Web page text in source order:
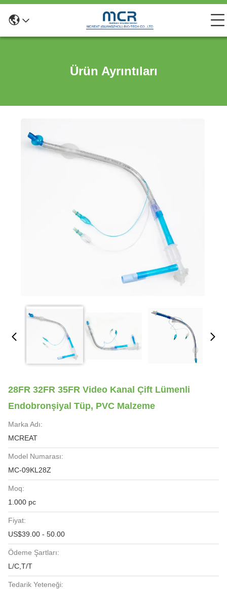
Ürün Ayrıntıları
28FR 32FR 35FR Video Kanal Çift Lümenli
Endobronşiyal Tüp, PVC Malzeme
Marka Adı:
MCREAT
Model Numarası:
MC-09KL28Z
Moq:
1.000 pc
Fiyat:
US$39.00 - 50.00
Ödeme Şartları:
L/C,T/T
Tedarik Yeteneği: